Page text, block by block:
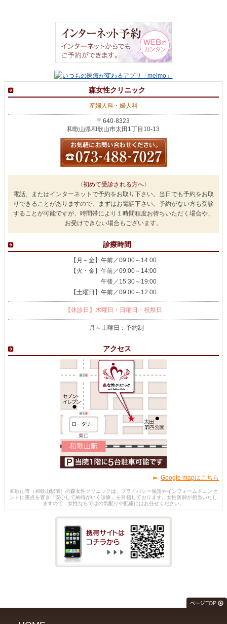
森女性クリニック
産婦人科・婦人科
〒640-8323
和歌山県和歌山市太田1丁目10-13
〈初めて受診される方へ〉
電話、またはインターネットで予約をお取り下さい。当日でも予約をお取
りできることがありますので、まずはお電話下さい。予約がない方も受診
することが可能ですが、時間帯により１時間程度お待ちいただく場合や、
お受けできない場合もございます。
診療時間
【月～金】午前／09:00～14:00
【火・金】午前／09:00～14:00
午後／15:30～19:00
【土曜日】午前／09:00～12:00
【休診日】木曜日・日曜日・祝祭日
月～土曜日：予約制
アクセス
Google mapはこちら
和歌山市（和歌山駅前）の森女性クリニックは、プライバシー保護やインフォームドコンセ
ントに重点を置き「安心して納得がいく診療」を目指しております。女性医師が担当いたし
ますので、女性ならではの気配りや配慮にはお任せください。